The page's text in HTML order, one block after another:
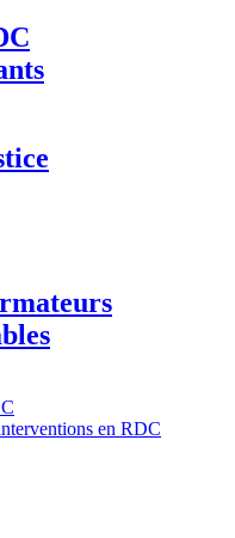
en RDC